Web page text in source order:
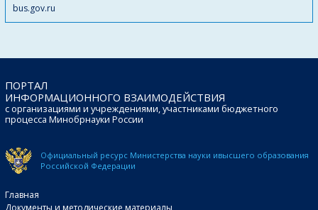
bus.gov.ru
ПОРТАЛ
ИНФОРМАЦИОННОГО ВЗАИМОДЕЙСТВИЯ
с организациями и учреждениями, участниками бюджетного
процесса Минобрнауки России
Официальный ресурс Министерства науки ивысшего образования
Российской Федерации
Главная
Документы и методические материалы